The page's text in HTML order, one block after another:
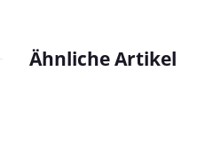
Ähnliche Artikel